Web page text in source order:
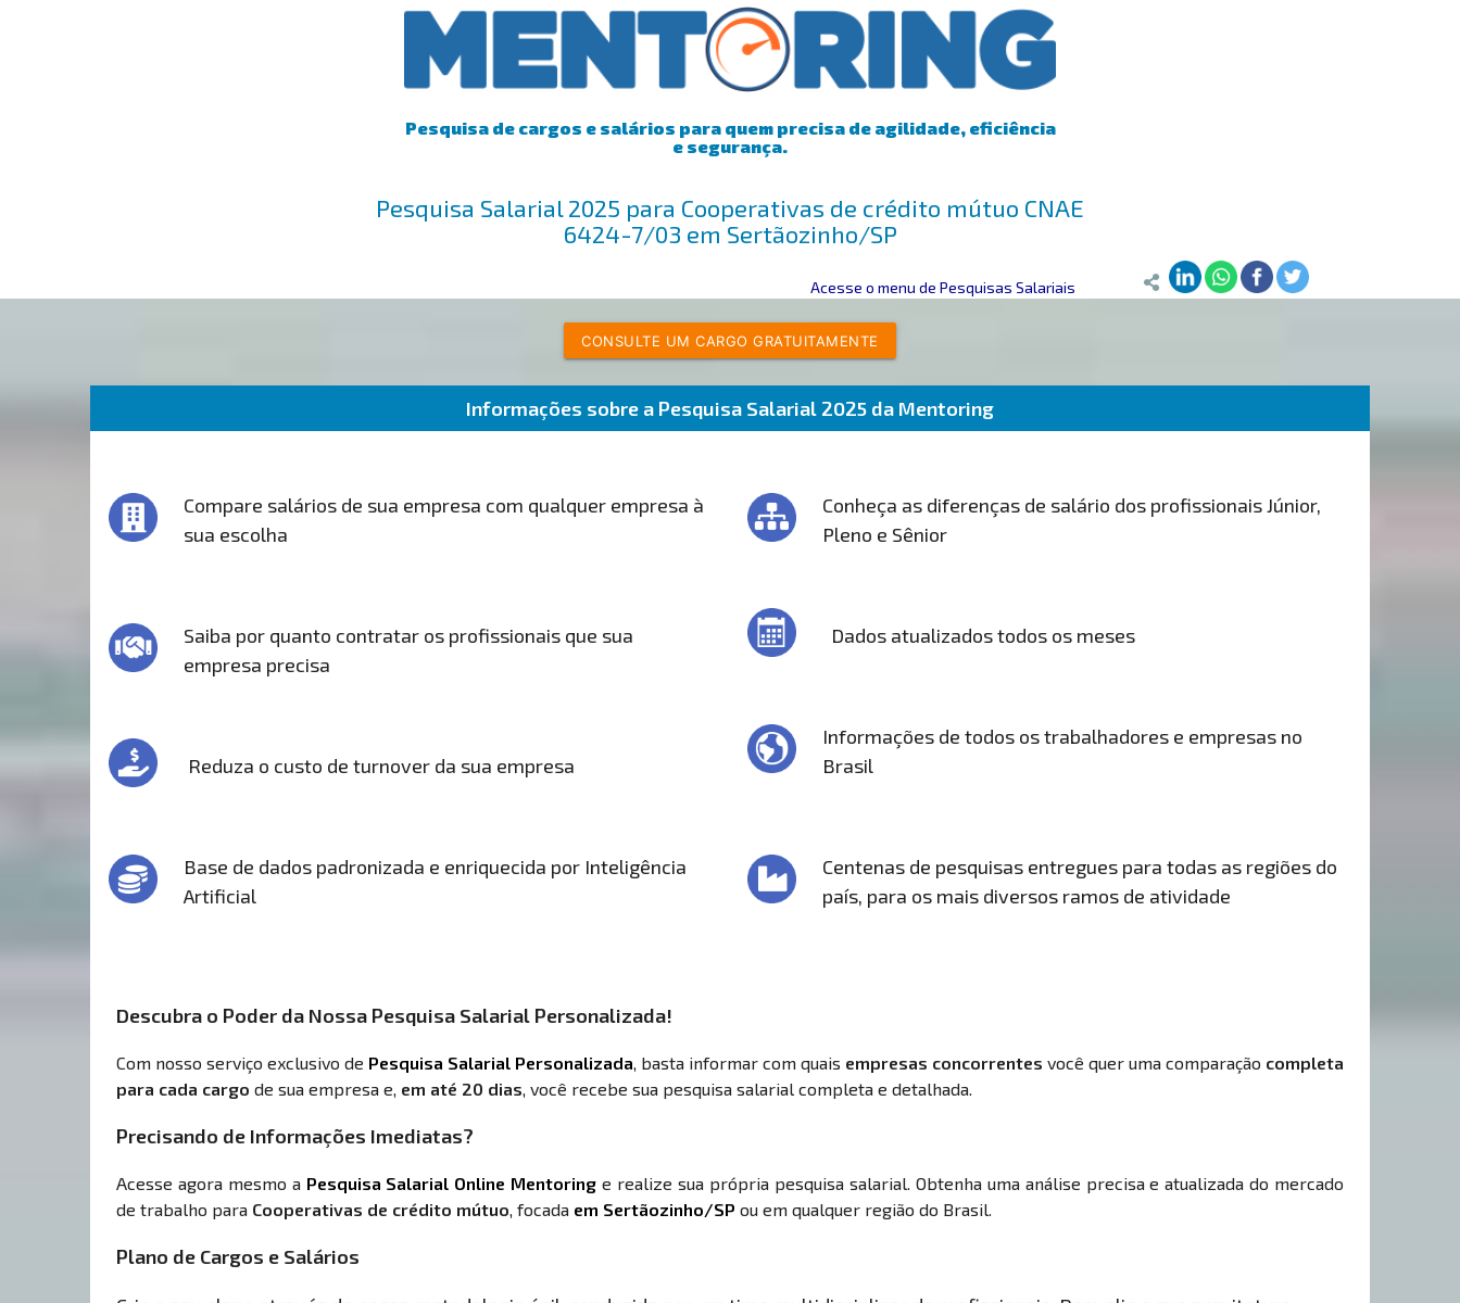
Pesquisa de cargos e salários para quem precisa de agilidade, eficiência
e segurança.
Pesquisa Salarial 2025 para Cooperativas de crédito mútuo CNAE
6424-7/03 em Sertãozinho/SP
Acesse o menu de Pesquisas Salariais
CONSULTE UM CARGO GRATUITAMENTE
Informações sobre a Pesquisa Salarial 2025 da Mentoring
Compare salários de sua empresa com qualquer empresa à
sua escolha
Saiba por quanto contratar os profissionais que sua
empresa precisa
Reduza o custo de turnover da sua empresa
Base de dados padronizada e enriquecida por Inteligência
Artificial
Conheça as diferenças de salário dos profissionais Júnior,
Pleno e Sênior
Dados atualizados todos os meses
Informações de todos os trabalhadores e empresas no
Brasil
Centenas de pesquisas entregues para todas as regiões do
país, para os mais diversos ramos de atividade
Descubra o Poder da Nossa Pesquisa Salarial Personalizada!
Com nosso serviço exclusivo de Pesquisa Salarial Personalizada , basta informar com quais empresas concorrentes você quer uma comparação completa
para cada cargo de sua empresa e, em até 20 dias , você recebe sua pesquisa salarial completa e detalhada.
Precisando de Informações Imediatas?
Acesse agora mesmo a Pesquisa Salarial Online Mentoring e realize sua própria pesquisa salarial. Obtenha uma análise precisa e atualizada do mercado
de trabalho para Cooperativas de crédito mútuo , focada em Sertãozinho/SP ou em qualquer região do Brasil.
Plano de Cargos e Salários